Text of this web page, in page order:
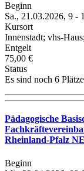
Beginn
Sa., 21.03.2026, 9 -
Kursort
Innenstadt; vhs-
Entgelt
75,00 €
Status
Es sind noch 6
Pädagogische
Rheinland-Pfalz
Beginn